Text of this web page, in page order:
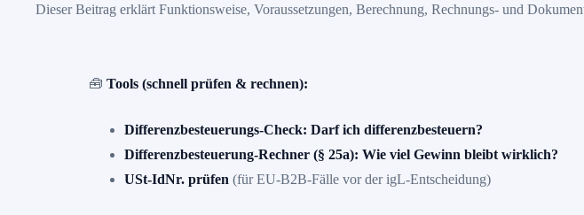
Dieser Beitrag erklärt Funktionsweise, Voraussetzungen, Berechnung, Rechnungs- und
🧰 Tools (schnell prüfen & rechnen):
Differenzbesteuerungs-Check: Darf ich differenzbesteuern?
Differenzbesteuerung-Rechner (§ 25a): Wie viel Gewinn bleibt wirklich?
USt-IdNr. prüfen (für EU-B2B-Fälle vor der igL-Entscheidung)